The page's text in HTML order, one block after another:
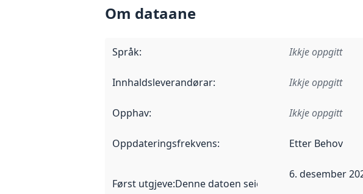
Om dataane
Språk: Ikkje oppgitt
Innhaldsleverandørar: Ikkje oppgitt
Opphav: Ikkje oppgitt
Oppdateringsfrekvens: Etter Behov
Først utgjeve:Denne datoen seier når dataa i dette
6. desember